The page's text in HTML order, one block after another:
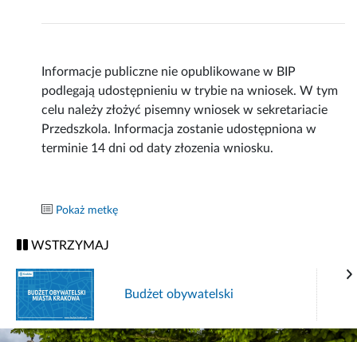
Informacje publiczne nie opublikowane w BIP
podlegają udostępnieniu w trybie na wniosek. W tym
celu należy złożyć pisemny wniosek w sekretariacie
Przedszkola. Informacja zostanie udostępniona w
terminie 14 dni od daty złozenia wniosku.
Pokaż metkę
WSTRZYMAJ
Budżet obywatelski